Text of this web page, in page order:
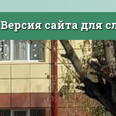
Версия сайта для